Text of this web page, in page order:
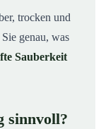
trocken und
genau, was
Sauberkeit
sinnvoll?